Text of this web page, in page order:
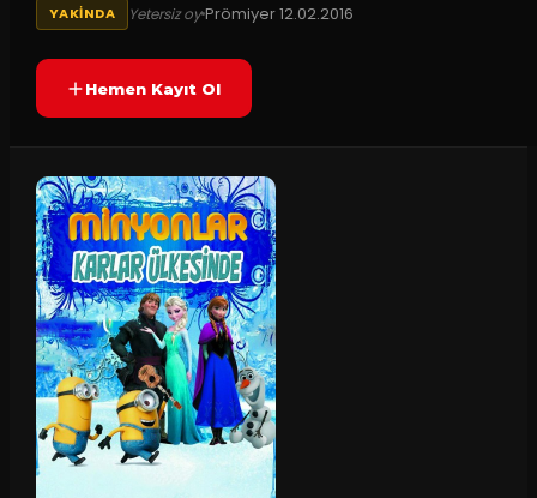
YAKINDA Yetersiz oyPrömiyer12.02.2016
Hemen Kayıt Ol